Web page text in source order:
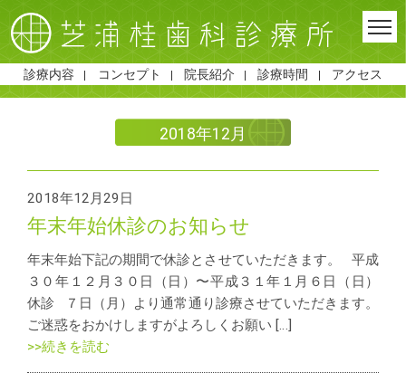
診療内容 コンセプト 院長紹介 診療時間 アクセス
2018年12月
2018年12月29日
年末年始休診のお知らせ
年末年始下記の期間で休診とさせていただきます。 平成
３０年１２月３０日（日）〜平成３１年１月６日（日）
休診 ７日（月）より通常通り診療させていただきます。
ご迷惑をおかけしますがよろしくお願い […]
>>続きを読む